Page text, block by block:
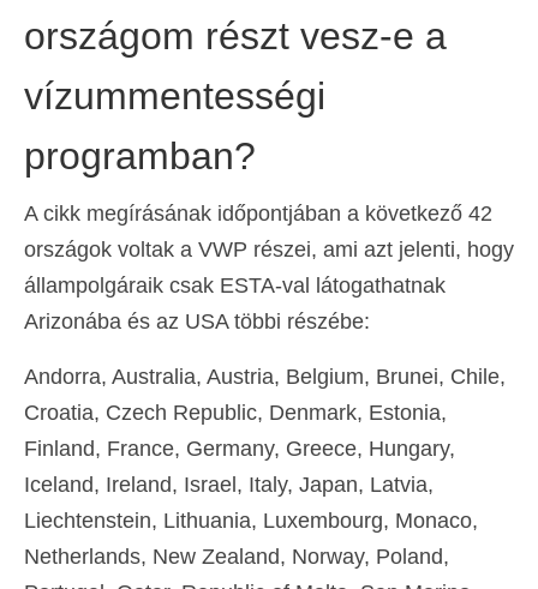
országom részt vesz-e a
vízummentességi
programban?
A cikk megírásának időpontjában a következő 42
országok voltak a VWP részei, ami azt jelenti, hogy
állampolgáraik csak ESTA-val látogathatnak
Arizonába és az USA többi részébe:
Andorra, Australia, Austria, Belgium, Brunei, Chile,
Croatia, Czech Republic, Denmark, Estonia,
Finland, France, Germany, Greece, Hungary,
Iceland, Ireland, Israel, Italy, Japan, Latvia,
Liechtenstein, Lithuania, Luxembourg, Monaco,
Netherlands, New Zealand, Norway, Poland,